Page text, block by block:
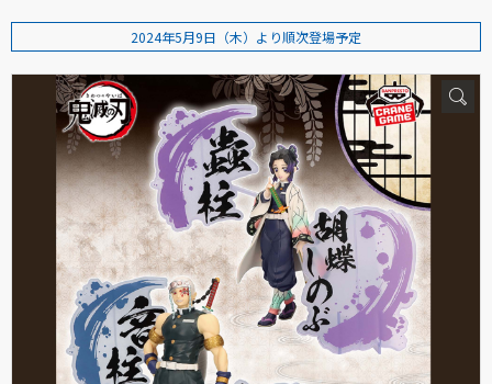
2024年5月9日（木）より順次登場予定